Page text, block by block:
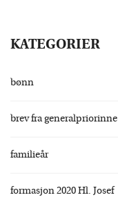
KATEGORIER
bønn
brev fra generalpriorinne
familieår
formasjon 2020 Hl. Josef